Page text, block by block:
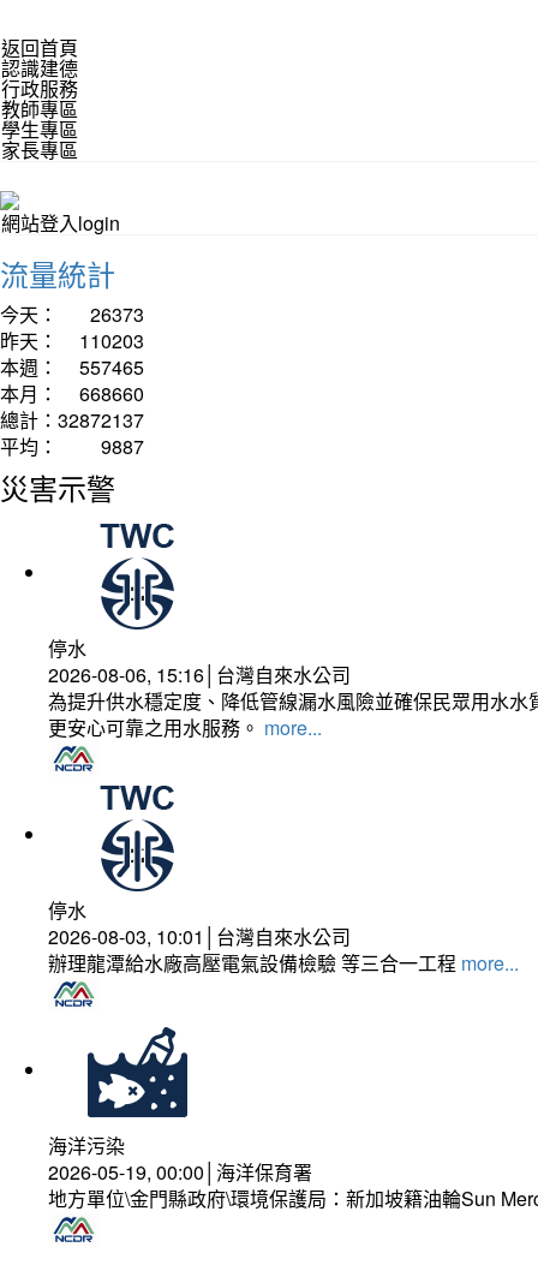
返回首頁
認識建德
行政服務
教師專區
學生專區
家長專區
網站登入login
流量統計
今天：
26373
昨天：
110203
本週：
557465
本月：
668660
總計： 32872137
平均：
9887
災害示警
停水
2026-08-06, 15:16│台灣自來水公司
為提升供水穩定度、降低管線漏水風險並確保民眾用水
更安心可靠之用水服務。 more...
停水
2026-08-03, 10:01│台灣自來水公司
辦理龍潭給水廠高壓電氣設備檢驗 等三合一工程 more...
海洋污染
2026-05-19, 00:00│海洋保育署
地方單位\金門縣政府\環境保護局：新加坡籍油輪Sun